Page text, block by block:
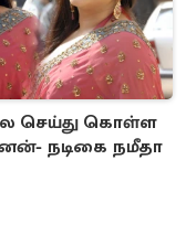
செய்து கொள்ள
நடிகை நமீதா